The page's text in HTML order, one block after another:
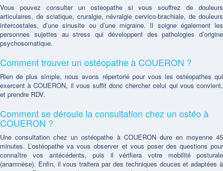
Vous pouvez consulter un osteopathe si vous souffrez de douleurs
articulaires, de sciatique, cruralgie, névralgie cervico-brachiale, de douleurs
intercostales, d’une sinusite ou d’une migraine. Il soigne également les
personnes sujettes au stress qui développent des pathologies d’origine
psychosomatique.
Comment trouver un ostéopathe à COUERON ?
Rien de plus simple, nous avons répertorié pour vous les ostéopathes qui
exercent à COUERON, il vous suffit donc chercher celui qui vous convient,
et prendre RDV.
Comment se déroule la consultation chez un ostéo à
COUERON ?
Une consultation chez un ostéopathe à COUERON dure en moyenne 45
minutes. L’ostéopathe va vous observer et vous poser des questions pour
connaître vos antécédents, puis il vérifiera votre mobilité posturale
(anamnèse). Enfin, il vous traitera par des techniques douces et adaptées à